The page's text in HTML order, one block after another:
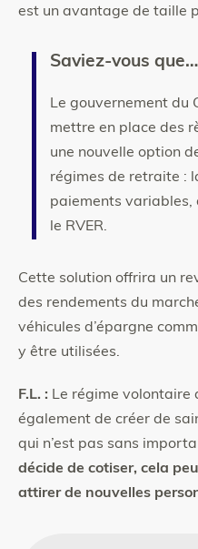
est un avantage de taille
Saviez-vous que…
Le gouvernement du
mettre en place des
une nouvelle option
régimes de retraite :
paiements variables,
le RVER.
Cette solution offrira un
des rendements du
véhicules d’épargne
y être utilisées.
F.L. : Le régime volontaire
également de créer de
qui n’est pas sans
décide de cotiser, cela
attirer de nouvelles